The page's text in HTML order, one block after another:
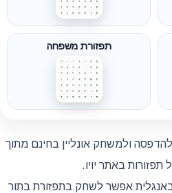
תפזורת משפחה
ולמשחק אונליין בחינם מתוך
תפזורות באתר יויו.
אפשר לשחק בתפזורת בתור